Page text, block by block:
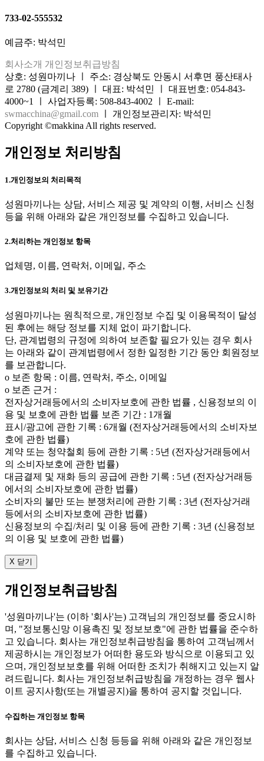
733-02-555532
예금주: 박석민
회사소개 개인정보취급방침
상호: 성원마끼나 ㅣ 주소: 경상북도 안동시 서후면 풍산태사
로 2780 (금계리 389) ㅣ 대표: 박석민 ㅣ 대표번호: 054-843-
4000~1 ㅣ 사업자등록: 508-843-4002 ㅣ E-mail:
swmacchina@gmail.com ㅣ 개인정보관리자: 박석민
Copyright ©makkina All rights reserved.
개인정보 처리방침
1.개인정보의 처리목적
성원마끼나는 상담, 서비스 제공 및 계약의 이행, 서비스 신청
등을 위해 아래와 같은 개인정보를 수집하고 있습니다.
2.처리하는 개인정보 항목
업체명, 이름, 연락처, 이메일, 주소
3.개인정보의 처리 및 보유기간
성원마끼나는 원칙적으로, 개인정보 수집 및 이용목적이 달성
된 후에는 해당 정보를 지체 없이 파기합니다.
단, 관계법령의 규정에 의하여 보존할 필요가 있는 경우 회사
는 아래와 같이 관계법령에서 정한 일정한 기간 동안 회원정보
를 보관합니다.
ο 보존 항목 : 이름, 연락처, 주소, 이메일
ο 보존 근거 :
전자상거래등에서의 소비자보호에 관한 법률 , 신용정보의 이
용 및 보호에 관한 법률 보존 기간 : 1개월
표시/광고에 관한 기록 : 6개월 (전자상거래등에서의 소비자보
호에 관한 법률)
계약 또는 청약철회 등에 관한 기록 : 5년 (전자상거래등에서
의 소비자보호에 관한 법률)
대금결제 및 재화 등의 공급에 관한 기록 : 5년 (전자상거래등
에서의 소비자보호에 관한 법률)
소비자의 불만 또는 분쟁처리에 관한 기록 : 3년 (전자상거래
등에서의 소비자보호에 관한 법률)
신용정보의 수집/처리 및 이용 등에 관한 기록 : 3년 (신용정보
의 이용 및 보호에 관한 법률)
X 닫기
개인정보취급방침
'성원마끼나'는 (이하 '회사'는) 고객님의 개인정보를 중요시하
며, "정보통신망 이용촉진 및 정보보호"에 관한 법률을 준수하
고 있습니다. 회사는 개인정보취급방침을 통하여 고객님께서
제공하시는 개인정보가 어떠한 용도와 방식으로 이용되고 있
으며, 개인정보보호를 위해 어떠한 조치가 취해지고 있는지 알
려드립니다. 회사는 개인정보취급방침을 개정하는 경우 웹사
이트 공지사항(또는 개별공지)을 통하여 공지할 것입니다.
수집하는 개인정보 항목
회사는 상담, 서비스 신청 등등을 위해 아래와 같은 개인정보
를 수집하고 있습니다.